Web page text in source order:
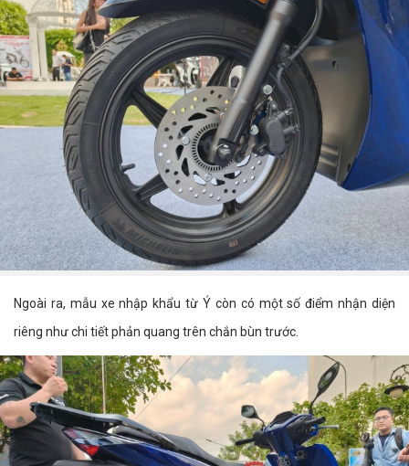
Ngoài ra, mẫu xe nhập khẩu từ Ý còn có một số điểm nhận diện
riêng như chi tiết phản quang trên chắn bùn trước.